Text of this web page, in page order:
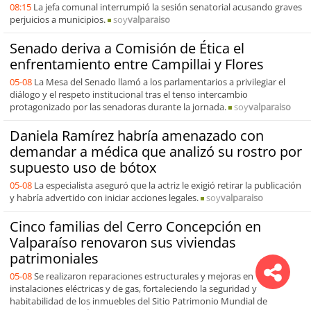
08:15 La jefa comunal interrumpió la sesión senatorial acusando graves
perjuicios a municipios.
soyvalparaiso
Senado deriva a Comisión de Ética el
enfrentamiento entre Campillai y Flores
05-08 La Mesa del Senado llamó a los parlamentarios a privilegiar el
diálogo y el respeto institucional tras el tenso intercambio
protagonizado por las senadoras durante la jornada.
soyvalparaiso
Daniela Ramírez habría amenazado con
demandar a médica que analizó su rostro por
supuesto uso de bótox
05-08 La especialista aseguró que la actriz le exigió retirar la publicación
y habría advertido con iniciar acciones legales.
soyvalparaiso
Cinco familias del Cerro Concepción en
Valparaíso renovaron sus viviendas
patrimoniales
05-08Se realizaron reparaciones estructurales y mejoras en
instalaciones eléctricas y de gas, fortaleciendo la seguridad y
habitabilidad de los inmuebles del Sitio Patrimonio Mundial de